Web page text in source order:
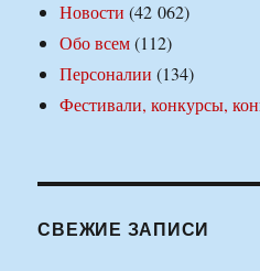
Новости (42 062)
Обо всем(112)
Персоналии (134)
Фестивали, конкурсы,
СВЕЖИЕ ЗАПИСИ